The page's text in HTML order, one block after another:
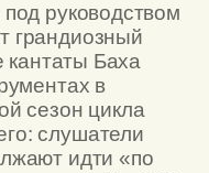
руководством
грандиозный
кантаты Баха
в
сезон цикла
слушатели
идти «по